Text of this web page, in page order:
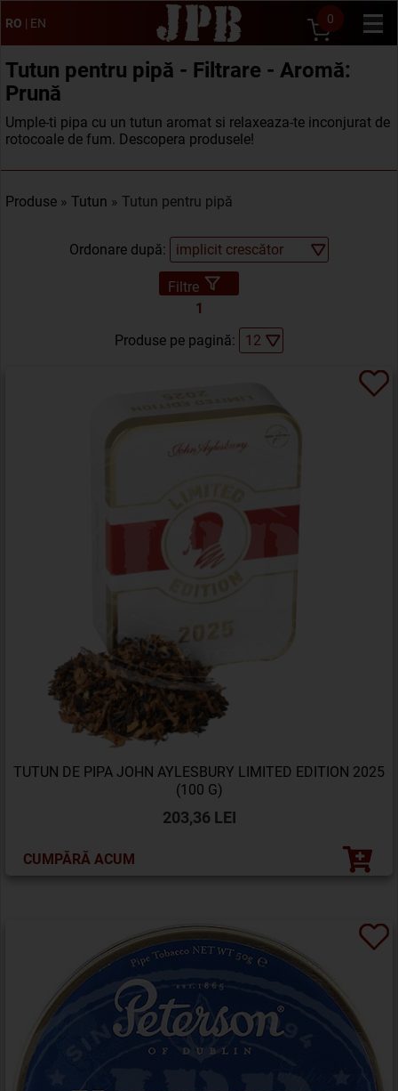
RO | EN 0
Tutun pentru pipă - Filtrare - Aromă:
Prună
Umple-ti pipa cu un tutun aromat si relaxeaza-te inconjurat de
rotocoale de fum. Descopera produsele!
Produse » Tutun » Tutun pentru pipă
Ordonare după:
Filtre
1
Produse pe pagină:
TUTUN DE PIPA JOHN AYLESBURY LIMITED EDITION 2025
(100 G)
203,36 LEI
CUMPĂRĂ ACUM